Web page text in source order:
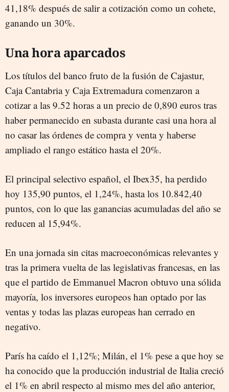
41,18% después de salir a cotización como un cohete,
ganando un 30%.
Una hora aparcados
Los títulos del banco fruto de la fusión de Cajastur,
Caja Cantabria y Caja Extremadura comenzaron a
cotizar a las 9.52 horas a un precio de 0,890 euros tras
haber permanecido en subasta durante casi una hora al
no casar las órdenes de compra y venta y haberse
ampliado el rango estático hasta el 20%.
El principal selectivo español, el Ibex35, ha perdido
hoy 135,90 puntos, el 1,24%, hasta los 10.842,40
puntos, con lo que las ganancias acumuladas del año se
reducen al 15,94%.
En una jornada sin citas macroeconómicas relevantes y
tras la primera vuelta de las legislativas francesas, en las
que el partido de Emmanuel Macron obtuvo una sólida
mayoría, los inversores europeos han optado por las
ventas y todas las plazas europeas han cerrado en
negativo.
París ha caído el 1,12%; Milán, el 1% pese a que hoy se
ha conocido que la producción industrial de Italia creció
el 1% en abril respecto al mismo mes del año anterior,